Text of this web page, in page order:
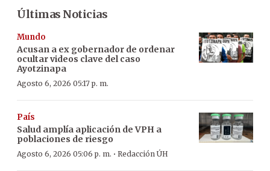
Últimas Noticias
Mundo
Acusan a ex gobernador de ordenar
ocultar videos clave del caso
Ayotzinapa
Agosto 6, 2026 05:17 p. m.
País
Salud amplía aplicación de VPH a
poblaciones de riesgo
Agosto 6, 2026 05:06 p. m. · Redacción ÚH